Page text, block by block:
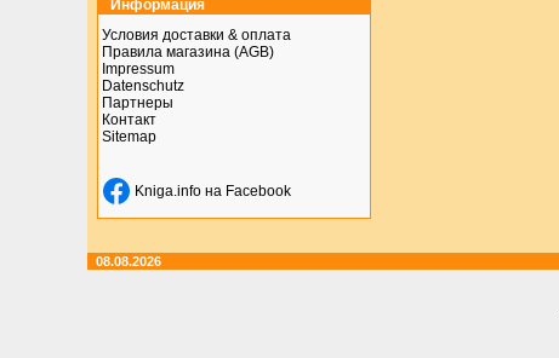
Информация
Условия доставки & оплата
Правила магазина (AGB)
Impressum
Datenschutz
Партнеры
Контакт
Sitemap
Kniga.info на Facebook
08.08.2026